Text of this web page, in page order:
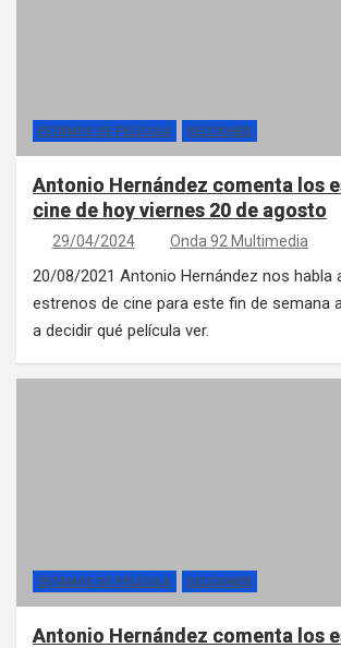
ESTAMOS DE PELÍCULA SECCIONES
Antonio Hernández comenta los
cine de hoy viernes 20 de agosto
29/04/2024 Onda 92 Multimedia
20/08/2021 Antonio Hernández nos habla
estrenos de cine para este fin de semana
a decidir qué película ver.
ESTAMOS DE PELÍCULA SECCIONES
Antonio Hernández comenta los